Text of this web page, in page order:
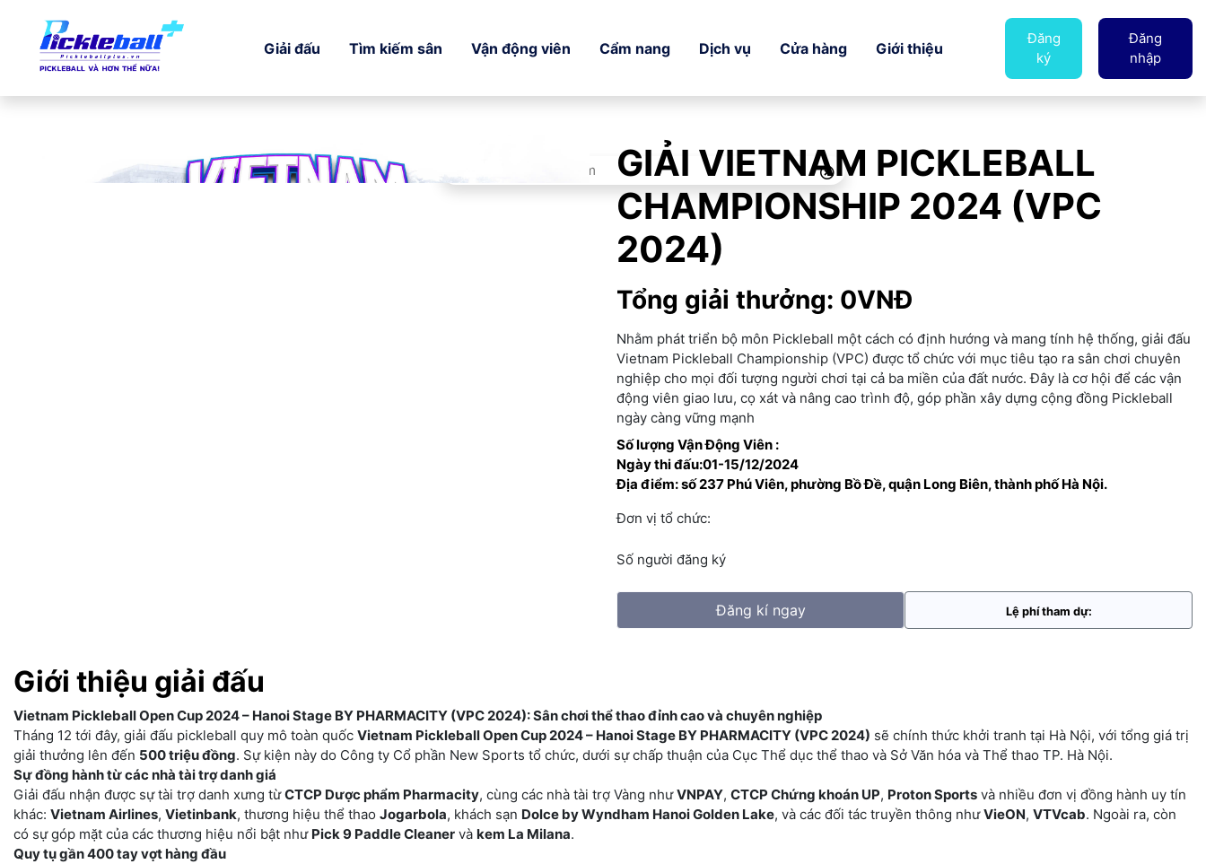
Giải đấu Tìm kiếm sân Vận động viên Cẩm nang Dịch vụ Cửa hàng Giới thiệu
Đăng
ký
Đăng
nhập
GIẢI VIETNAM PICKLEBALL
CHAMPIONSHIP 2024 (VPC
2024)
Tổng giải thưởng: 0VNĐ
Nhằm phát triển bộ môn Pickleball một cách có định hướng và mang tính hệ thống, giải đấu
Vietnam Pickleball Championship (VPC) được tổ chức với mục tiêu tạo ra sân chơi chuyên
nghiệp cho mọi đối tượng người chơi tại cả ba miền của đất nước. Đây là cơ hội để các vận
động viên giao lưu, cọ xát và nâng cao trình độ, góp phần xây dựng cộng đồng Pickleball
ngày càng vững mạnh
Số lượng Vận Động Viên :
Ngày thi đấu:01-15/12/2024
Địa điểm: số 237 Phú Viên, phường Bồ Đề, quận Long Biên, thành phố Hà Nội.
Đơn vị tổ chức:
Số người đăng ký
Đăng kí ngay Lệ phí tham dự:
Giới thiệu giải đấu
Vietnam Pickleball Open Cup 2024 – Hanoi Stage BY PHARMACITY (VPC 2024): Sân chơi thể thao đỉnh cao và chuyên nghiệp
Tháng 12 tới đây, giải đấu pickleball quy mô toàn quốc Vietnam Pickleball Open Cup 2024 – Hanoi Stage BY PHARMACITY (VPC 2024) sẽ chính thức khởi tranh tại Hà Nội, với tổng giá trị
giải thưởng lên đến 500 triệu đồng. Sự kiện này do Công ty Cổ phần New Sports tổ chức, dưới sự chấp thuận của Cục Thể dục thể thao và Sở Văn hóa và Thể thao TP. Hà Nội.
Sự đồng hành từ các nhà tài trợ danh giá
Giải đấu nhận được sự tài trợ danh xưng từCTCP Dược phẩm Pharmacity, cùng các nhà tài trợ Vàng nhưVNPAY, CTCP Chứng khoán UP, Proton Sports và nhiều đơn vị đồng hành uy tín
khác: Vietnam Airlines, Vietinbank, thương hiệu thể thao Jogarbola, khách sạn Dolce by Wyndham Hanoi Golden Lake, và các đối tác truyền thông nhưVieON, VTVcab. Ngoài ra, còn
có sự góp mặt của các thương hiệu nổi bật như Pick 9 Paddle Cleaner và kem La Milana.
Quy tụ gần 400 tay vợt hàng đầu